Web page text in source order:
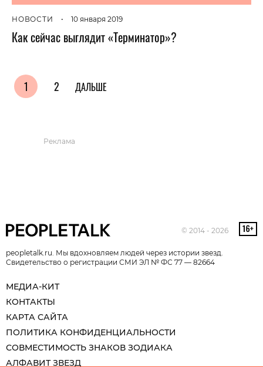
НОВОСТИ • 10 января 2019
Как сейчас выглядит «Терминатор»?
1 2 ДАЛЬШЕ
Реклама
© 2014 - 2026
peopletalk.ru. Мы вдохновляем людей через истории звезд.
Свидетельство о регистрации СМИ ЭЛ № ФС 77 — 82664
МЕДИА-КИТ
КОНТАКТЫ
КАРТА САЙТА
ПОЛИТИКА КОНФИДЕНЦИАЛЬНОСТИ
СОВМЕСТИМОСТЬ ЗНАКОВ ЗОДИАКА
АЛФАВИТ ЗВЕЗД